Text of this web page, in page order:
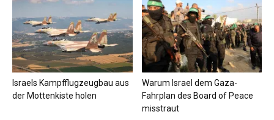
Israels Kampfflugzeugbau aus
der Mottenkiste holen
Warum Israel dem Gaza-
Fahrplan des Board of Peace
misstraut